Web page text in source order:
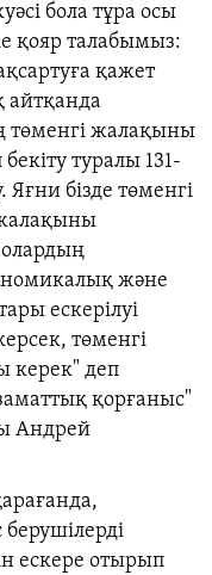
бола тұра осы
қояр талабымыз:
қажет
айтқанда
жалақыны
туралы 131-
бізде төменгі
және
ескерілуі
төменгі
керек" деп
қорғаныс"
Андрей
ескере отырып